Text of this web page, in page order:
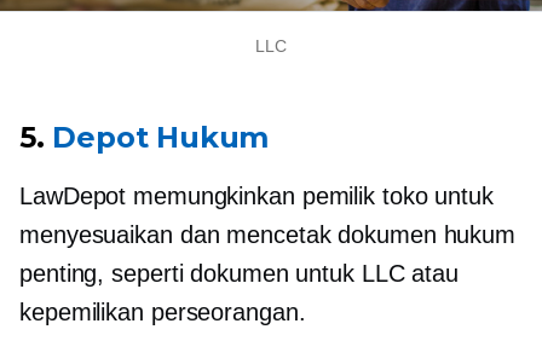
LLC
5. Depot Hukum
LawDepot memungkinkan pemilik toko untuk
menyesuaikan dan mencetak dokumen hukum
penting, seperti dokumen untuk LLC atau
kepemilikan perseorangan.